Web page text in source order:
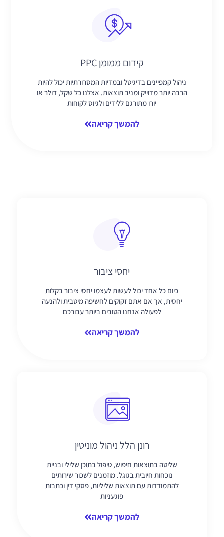
קידום ממומן PPC
ניהול קמפיינים בדיגיטל ובמדיות המסרורתיות יכול להיות
הרבה יותר מדוייק ומניב תוצאות. אצלנו כל שקל, דולר או
יורו מתורגם ללידים ולגיוס לקוחות
להמשך קריאה
יחסי ציבור
כיום כל אחד יכול לעשות לעצמו יחסי ציבור בקלות
יחסית, אך אם אתם זקוקים לחשיפה מיטבית ולהנעה
לפעולה אנחנו הטובים ביותר עבורכם
להמשך קריאה
רונן הלל ניהול מוניטין
שליטה בתוצאות חיפוש, טיפול בתוכן שלילי ובניית
נוכחות חיובית בגוגל. מוזמנים לשכור שירותים
להתמודדות עם תוצאות שליליות, פסקי דין וכתבות
פוגעניות
להמשך קריאה